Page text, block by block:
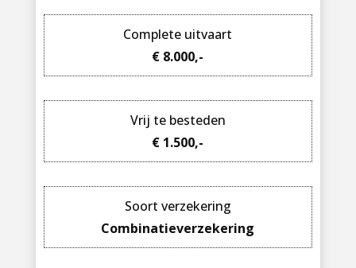
Complete uitvaart
€ 8.000,-
Vrij te besteden
€ 1.500,-
Soort verzekering
Combinatieverzekering